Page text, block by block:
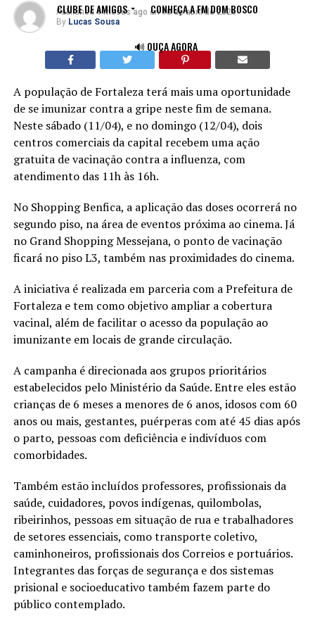
CLUBE DE AMIGOS CONHEÇA A FM DOM BOSCO
🔊 OUÇA AGORA
Published 4 meses ago on 10 de abril de 2026
By Lucas Sousa
A população de Fortaleza terá mais uma oportunidade
de se imunizar contra a gripe neste fim de semana.
Neste sábado (11/04), e no domingo (12/04), dois
centros comerciais da capital recebem uma ação
gratuita de vacinação contra a influenza, com
atendimento das 11h às 16h.
No Shopping Benfica, a aplicação das doses ocorrerá no
segundo piso, na área de eventos próxima ao cinema. Já
no Grand Shopping Messejana, o ponto de vacinação
ficará no piso L3, também nas proximidades do cinema.
A iniciativa é realizada em parceria com a Prefeitura de
Fortaleza e tem como objetivo ampliar a cobertura
vacinal, além de facilitar o acesso da população ao
imunizante em locais de grande circulação.
A campanha é direcionada aos grupos prioritários
estabelecidos pelo Ministério da Saúde. Entre eles estão
crianças de 6 meses a menores de 6 anos, idosos com 60
anos ou mais, gestantes, puérperas com até 45 dias após
o parto, pessoas com deficiência e indivíduos com
comorbidades.
Também estão incluídos professores, profissionais da
saúde, cuidadores, povos indígenas, quilombolas,
ribeirinhos, pessoas em situação de rua e trabalhadores
de setores essenciais, como transporte coletivo,
caminhoneiros, profissionais dos Correios e portuários.
Integrantes das forças de segurança e dos sistemas
prisional e socioeducativo também fazem parte do
público contemplado.